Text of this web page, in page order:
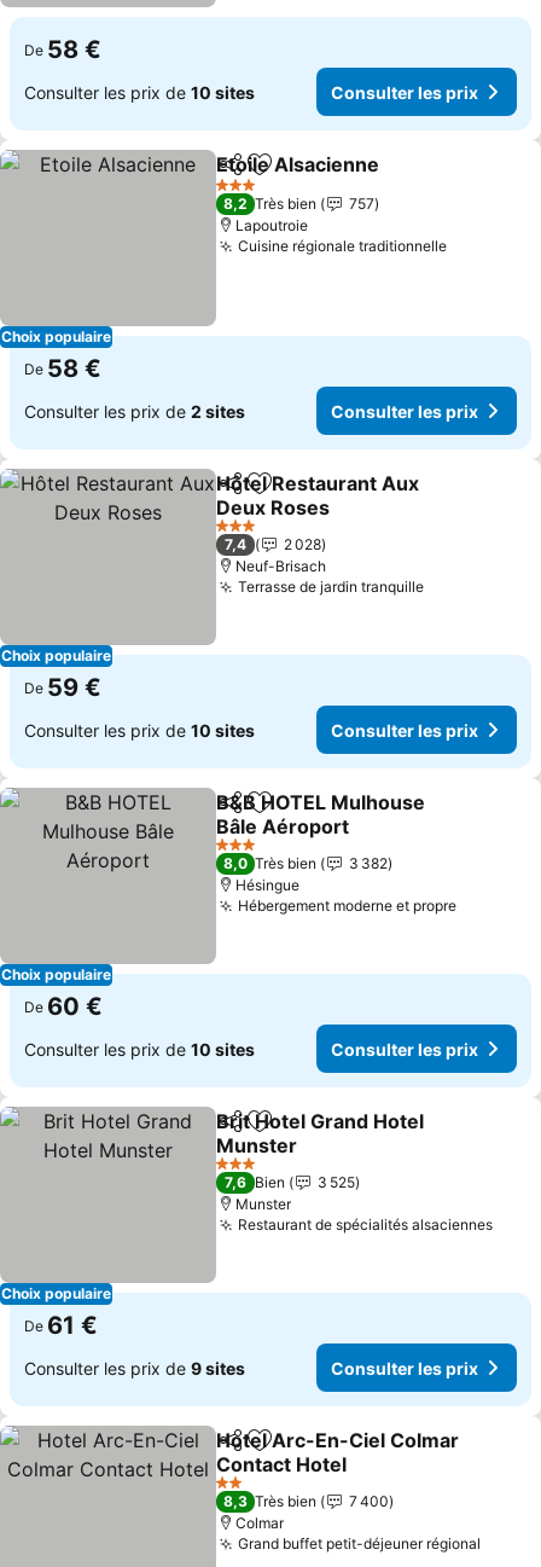
De 58 €
Consulter les prix de 10 sites Consulter les prix
Choix populaire
PartagerAjouter à mes favoris
Etoile Alsacienne
3 Étoiles
8,2 Très bien
757
Lapoutroie
Cuisine régionale traditionnelleConsulter
De 58 €
Consulter les prix de 2 sites Consulter les prix
Choix populaire
PartagerAjouter à mes favoris
Hôtel Restaurant Aux
Deux Roses
Consulter les prix
3 Étoiles
7,4
2 028
Neuf-Brisach
Terrasse de jardin tranquilleConsulter
De 59 €
Consulter les prix de 10 sites Consulter les prix
Choix populaire
PartagerAjouter à mes favoris
B&B HOTEL Mulhouse
Bâle Aéroport
Consulter les prix
3 Étoiles
8,0 Très bien
3 382
Hésingue
Hébergement moderne et propre
De 60 €
Consulter les prix de 10 sites Consulter les prix
Choix populaire
PartagerAjouter à mes favoris
Brit Hotel Grand Hotel
Munster
Consulter les prix
3 Étoiles
7,6 Bien
3 525
Munster
Restaurant de spécialités alsaciennes
De 61 €
Consulter les prix de 9 sites Consulter les prix
PartagerAjouter à mes favoris
Hotel Arc-En-Ciel Colmar
Contact Hotel
Consulter les prix
2 Étoiles
8,3 Très bien
7 400
Colmar
Grand buffet petit-déjeuner régional